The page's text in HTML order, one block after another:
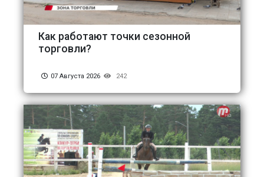
Как работают точки сезонной
торговли?
07 Августа 2026 242